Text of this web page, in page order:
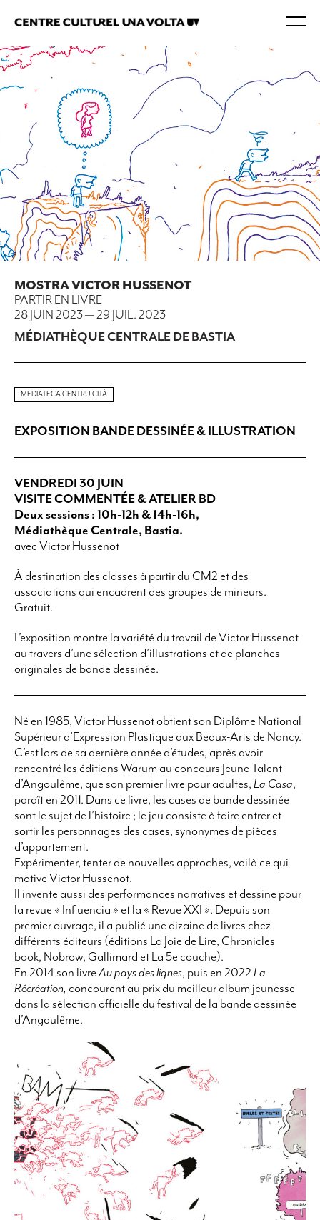
MOSTRA VICTOR HUSSENOT
PARTIR EN LIVRE
28 JUIN 2023—29 JUIL. 2023
MÉDIATHÈQUE CENTRALE DE BASTIA
MEDIATECA CENTRU CITÀ
EXPOSITION BANDE DESSINÉE & ILLUSTRATION
VENDREDI 30 JUIN
VISITE COMMENTÉE & ATELIER BD
Deux sessions : 10h-12h & 14h-16h,
Médiathèque Centrale, Bastia.
avec Victor Hussenot
À destination des classes à partir du CM2 et des
associations qui encadrent des groupes de mineurs.
Gratuit.
L’exposition montre la variété du travail de Victor Hussenot
au travers d’une sélection d’illustrations et de planches
originales de bande dessinée.
Né en 1985, Victor Hussenot obtient son Diplôme National
Supérieur d’Expression Plastique aux Beaux-Arts de Nancy.
C’est lors de sa dernière année d’études, après avoir
rencontré les éditions Warum au concours Jeune Talent
d’Angoulême, que son premier livre pour adultes, La Casa,
paraît en 2011. Dans ce livre, les cases de bande dessinée
sont le sujet de l’histoire ; le jeu consiste à faire entrer et
sortir les personnages des cases, synonymes de pièces
d’appartement.
Expérimenter, tenter de nouvelles approches, voilà ce qui
motive Victor Hussenot.
Il invente aussi des performances narratives et dessine pour
la revue « Influencia » et la « Revue XXI ». Depuis son
premier ouvrage, il a publié une dizaine de livres chez
différents éditeurs (éditions La Joie de Lire, Chronicles
book, Nobrow, Gallimard et La 5e couche).
En 2014 son livreAu pays des lignes, puis en 2022 La
Récréation, concourent au prix du meilleur album jeunesse
dans la sélection officielle du festival de la bande dessinée
d’Angoulême.